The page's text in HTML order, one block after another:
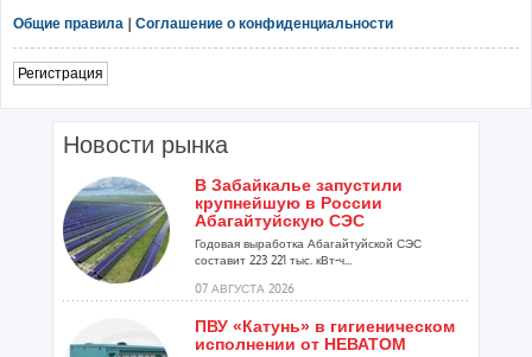
Общие правила | Соглашение о конфиденциальности
Регистрация
Новости рынка
В Забайкалье запустили
крупнейшую в России
Абагайтуйскую СЭС
Годовая выработка Абагайтуйской СЭС
составит 223 221 тыс. кВт-ч...
07 АВГУСТА 2026
ПВУ «Катунь» в гигиеническом
исполнении от НЕВАТОМ